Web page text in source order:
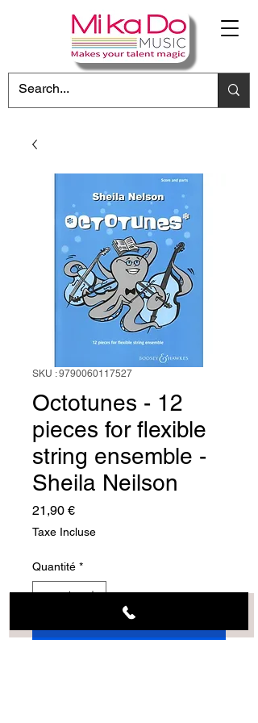
SKU : 9790060117527
Octotunes - 12
pieces for flexible
string ensemble -
Sheila Neilson
21,90 €Prix
Taxe Incluse
Quantité *